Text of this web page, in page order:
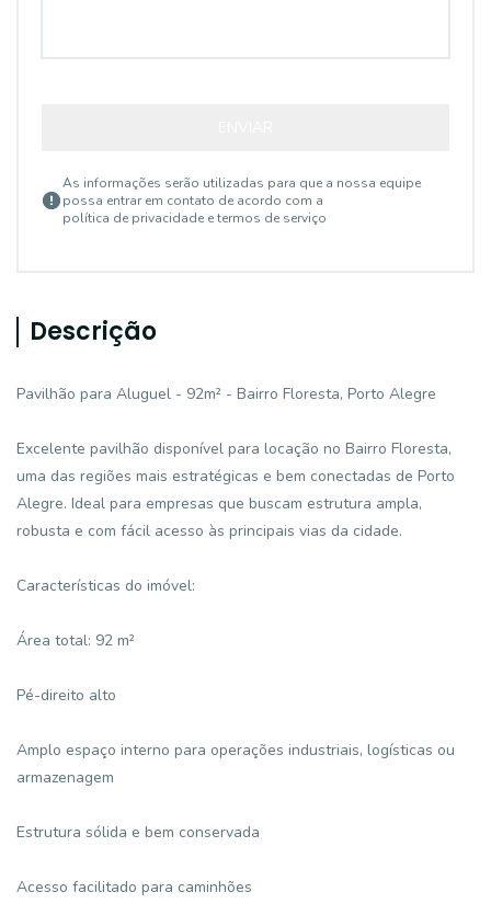
As informações serão utilizadas para que a nossa equipe
possa entrar em contato de acordo com a
política de privacidade e termos de serviço
Descrição
Pavilhão para Aluguel - 92m² - Bairro Floresta, Porto Alegre
Excelente pavilhão disponível para locação no Bairro Floresta,
uma das regiões mais estratégicas e bem conectadas de Porto
Alegre. Ideal para empresas que buscam estrutura ampla,
robusta e com fácil acesso às principais vias da cidade.
Características do imóvel:
Área total: 92 m²
Pé-direito alto
Amplo espaço interno para operações industriais, logísticas ou
armazenagem
Estrutura sólida e bem conservada
Acesso facilitado para caminhões